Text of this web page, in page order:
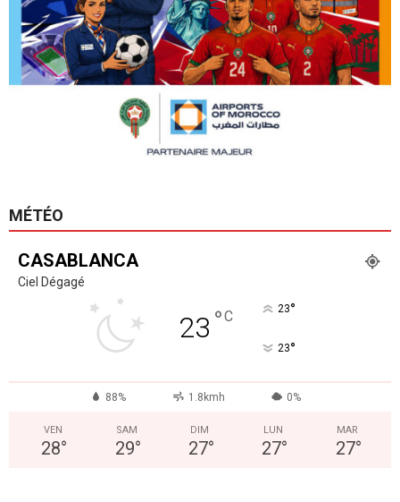
MÉTÉO
CASABLANCA
Ciel Dégagé
23 °C 23°
23°
88% 1.8kmh 0%
VEN
28°
SAM
29°
DIM
27°
LUN
27°
MAR
27°